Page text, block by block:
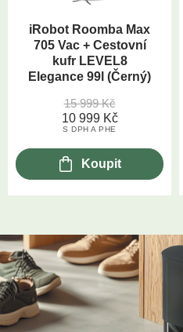
iRobot Roomba Max
705 Vac + Cestovní
kufr LEVEL8
Elegance 99l (Černý)
15 999Kč
10 999 Kč
S DPH A PHE
Koupit